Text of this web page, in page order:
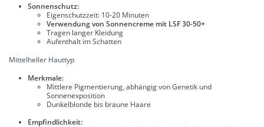
Sonnenschutz:
Eigenschutzzeit: 10-20 Minuten
Verwendung von Sonnencreme mit LSF 30-50+
Tragen langer Kleidung
Aufenthalt im Schatten
Mittelheller Hauttyp
Merkmale:
Mittlere Pigmentierung, abhängig von Genetik und
Sonnenexposition
Dunkelblonde bis braune Haare
Empfindlichkeit: